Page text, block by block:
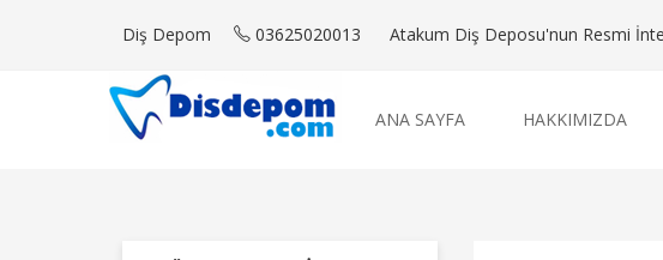
Diş Depom 03625020013 Atakum Diş Deposu'nun Resmi
ANA SAYFA HAKKIMIZDA